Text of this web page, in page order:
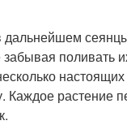
дальнейшем
поливать
настоящих
Каждое растение